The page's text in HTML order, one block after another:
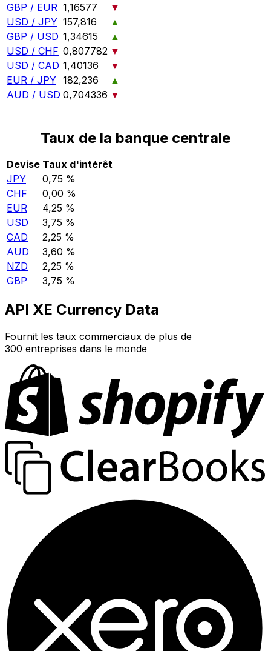
GBP / EUR 1,16577
▼
USD / JPY 157,816
▲
GBP / USD 1,34615
▲
USD / CHF 0,807782 ▼
USD / CAD 1,40136
▼
EUR / JPY 182,236
▲
AUD / USD 0,704336 ▼
Taux de la banque centrale
Devise Taux d'intérêt
JPY
0,75 %
CHF
0,00 %
EUR
4,25 %
USD
3,75 %
CAD
2,25 %
AUD
3,60 %
NZD
2,25 %
GBP
3,75 %
API XE Currency Data
Fournit les taux commerciaux de plus de
300 entreprises dans le monde